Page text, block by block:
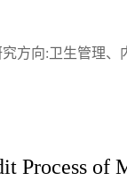
方向:卫生管理、
Process of